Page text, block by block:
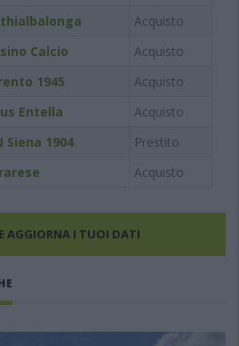
Acquisto
Calcio
Acquisto
1945
Acquisto
Entella
Acquisto
Siena 1904
Prestito
Acquisto
AGGIORNA I TUOI DATI